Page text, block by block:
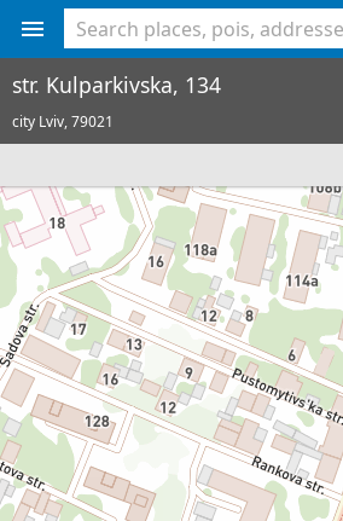
str. Kulparkivska, 134
city Lviv,79021
<% console.log(hcard) %>